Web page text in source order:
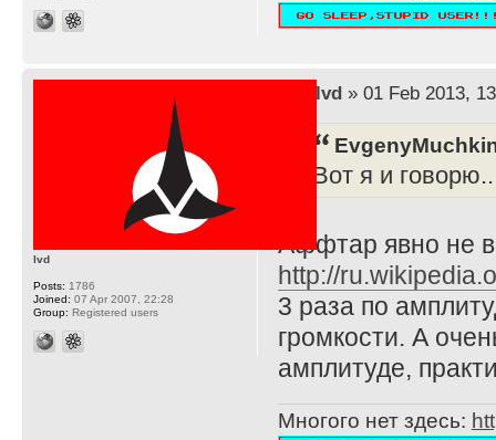
lvd» 01 Feb 2013,
Вот я и
Аффтар явно не в
http://
3 раза по
громкости. А
амплитуде,
Многого нет здесь:
lvd
Posts: 1786
Joined: 07 Apr 2007, 22:28
Group: Registered users